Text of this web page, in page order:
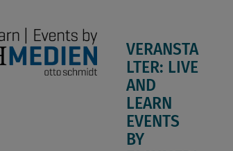
VERANSTA
LTER: LIVE
AND
LEARN
EVENTS
BY